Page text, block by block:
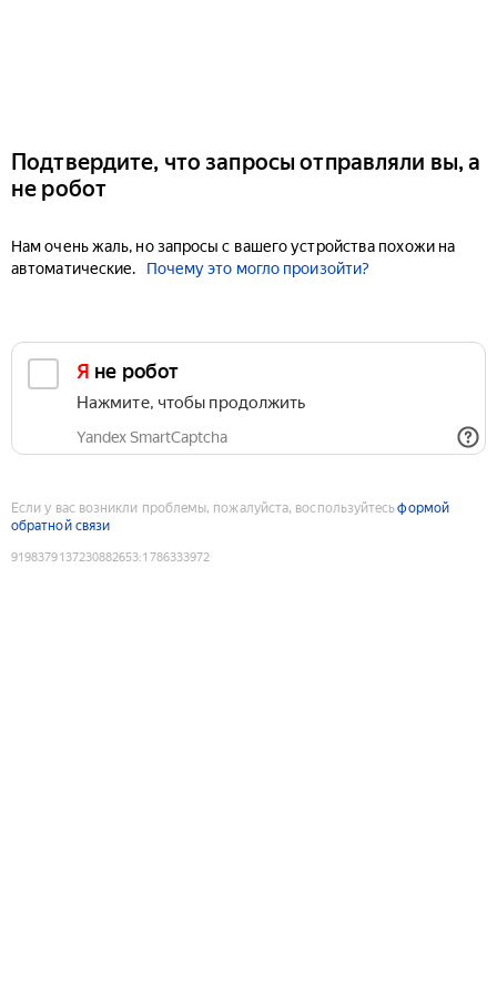
Подтвердите, что запросы отправляли вы, а
не робот
Нам очень жаль, но запросы с вашего устройства похожи на
автоматические.
Почему это могло произойти?
Я не робот
Нажмите, чтобы продолжить
Yandex SmartCaptcha
Если у вас возникли проблемы, пожалуйста, воспользуйтесьформой
обратной связи
9198379137230882653:1786333972